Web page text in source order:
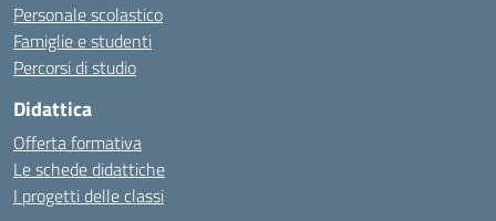
Personale scolastico
Famiglie e studenti
Percorsi di studio
Didattica
Offerta formativa
Le schede didattiche
I progetti delle classi